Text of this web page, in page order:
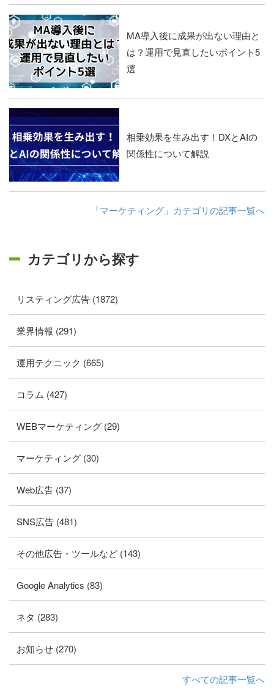
MA導入後に成果が出ない理由と
は？運用で見直したいポイント5
選
相乗効果を生み出す！DXとAIの
関係性について解説
「マーケティング」カテゴリの記事一覧へ
カテゴリから探す
リスティング広告 (1872)
業界情報 (291)
運用テクニック (665)
コラム (427)
WEBマーケティング (29)
マーケティング (30)
Web広告 (37)
SNS広告 (481)
その他広告・ツールなど (143)
Google Analytics (83)
ネタ (283)
お知らせ (270)
すべての記事一覧へ